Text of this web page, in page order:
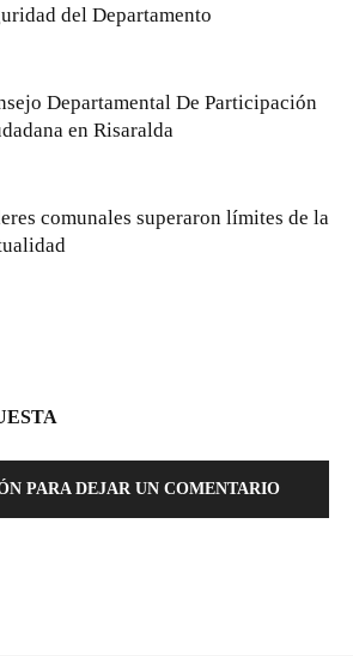
del Departamento
Departamental De Participación
en Risaralda
comunales superaron límites de la
PARA DEJAR UN COMENTARIO